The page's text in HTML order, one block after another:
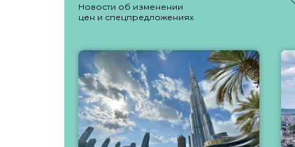
Новости об изменении
цен и спецпредложениях